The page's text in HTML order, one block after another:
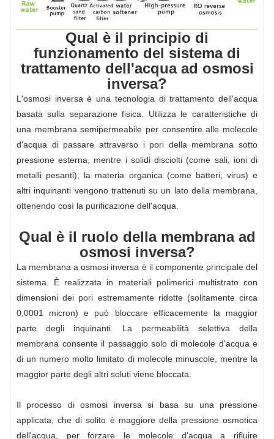
Qual è il principio di
funzionamento del sistema di
trattamento dell'acqua ad osmosi
inversa?
L'osmosi inversa è una tecnologia di trattamento dell'acqua
basata sulla separazione fisica. Utilizza le caratteristiche di
una membrana semipermeabile per consentire alle molecole
d'acqua di passare attraverso i pori della membrana sotto
pressione esterna, mentre i solidi disciolti (come sali, ioni di
metalli pesanti), la materia organica (come batteri, virus) e
altri inquinanti vengono trattenuti su un lato della membrana,
ottenendo così la purificazione dell'acqua.
Qual è il ruolo della membrana ad
osmosi inversa?
La membrana a osmosi inversa è il componente principale del
sistema. È realizzata in materiali polimerici multistrato con
dimensioni dei pori estremamente ridotte (solitamente circa
0,0001 micron) e può bloccare efficacemente la maggior
parte degli inquinanti. La permeabilità selettiva della
membrana consente il passaggio solo di molecole d'acqua e
di un numero molto limitato di molecole minuscole, mentre la
maggior parte degli altri soluti viene bloccata.
Il processo di osmosi inversa si basa su una pressione
applicata, che di solito è maggiore della pressione osmotica
dell'acqua, per forzare le molecole d'acqua a rifluire